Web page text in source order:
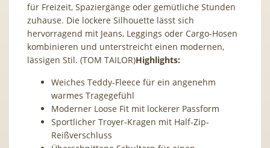
für Freizeit, Spaziergänge oder gemütliche Stunden
zuhause. Die lockere Silhouette lässt sich
hervorragend mit Jeans, Leggings oder Cargo-Hosen
kombinieren und unterstreicht einen modernen,
lässigen Stil. (TOM TAILOR)Highlights:
Weiches Teddy-Fleece für ein angenehm
warmes Tragegefühl
Moderner Loose Fit mit lockerer Passform
Sportlicher Troyer-Kragen mit Half-Zip-
Reißverschluss